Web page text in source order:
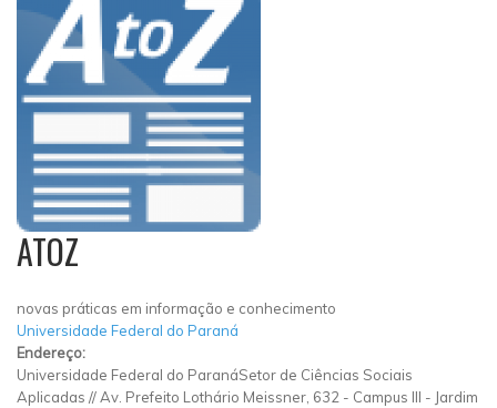
ATOZ
novas práticas em informação e conhecimento
Universidade Federal do Paraná
Endereço:
Universidade Federal do ParanáSetor de Ciências Sociais
Aplicadas // Av. Prefeito Lothário Meissner, 632 - Campus III - Jardim